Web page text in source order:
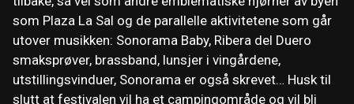
som Plaza La Sal og de parallelle aktivitetene som går
utover musikken: Sonorama Baby, Ribera del Duero
smaksprøver, brassband, lunsjer i vingårdene,
utstillingsvinduer, Sonorama er også skrevet… Husk til
slutt at festivalen vil ha et campingområde og vil bli